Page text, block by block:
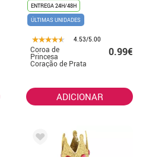
ENTREGA 24H/48H
ÚLTIMAS UNIDADES
4.53/5.00
Coroa de
Princesa
Coração de Prata
0.99€
ADICIONAR